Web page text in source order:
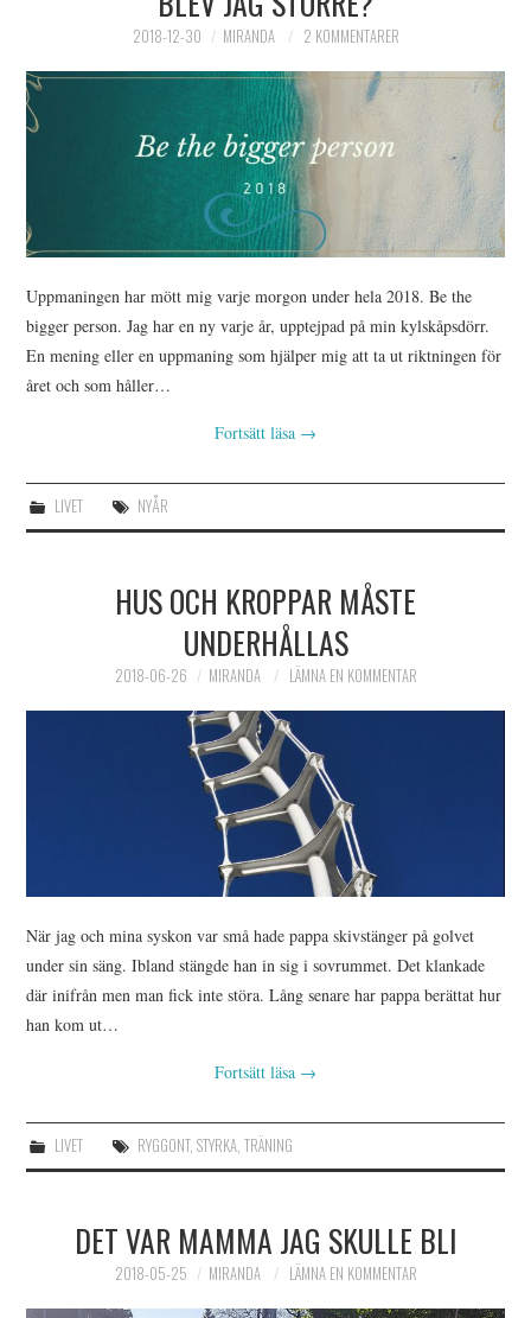
2018-12-30 MIRANDA 2 KOMMENTARER
Uppmaningen har mött mig varje morgon under hela 2018. Be the
bigger person. Jag har en ny varje år, upptejpad på min kylskåpsdörr.
En mening eller en uppmaning som hjälper mig att ta ut riktningen för
året och som håller…
Fortsätt läsa →
LIVET NYÅR
HUS OCH KROPPAR MÅSTE
UNDERHÅLLAS
2018-06-26 MIRANDA LÄMNA EN KOMMENTAR
När jag och mina syskon var små hade pappa skivstänger på golvet
under sin säng. Ibland stängde han in sig i sovrummet. Det klankade
där inifrån men man fick inte störa. Lång senare har pappa berättat hur
han kom ut…
Fortsätt läsa →
LIVET RYGGONT, STYRKA, TRÄNING
DET VAR MAMMA JAG SKULLE BLI
2018-05-25 MIRANDA LÄMNA EN KOMMENTAR